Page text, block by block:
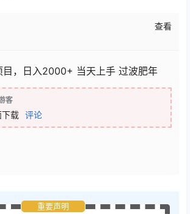
查看
目，日入2000+ 当天上手 过波肥年
客
载 评论
重要声明